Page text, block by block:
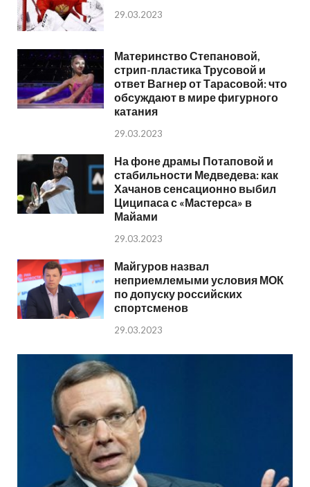
29.03.2023
Материнство Степановой,
стрип-пластика Трусовой и
ответ Вагнер от Тарасовой: что
обсуждают в мире фигурного
катания
29.03.2023
На фоне драмы Потаповой и
стабильности Медведева: как
Хачанов сенсационно выбил
Циципаса с «Мастерса» в
Майами
29.03.2023
Майгуров назвал
неприемлемыми условия МОК
по допуску российских
спортсменов
29.03.2023